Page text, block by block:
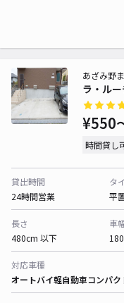
ラ・ル
あざみ野
¥550
時間貸し
貸出時間
24時間営業
タ
平
長さ
480cm 以下
車
対応車種
オートバイ軽自動車コンパク